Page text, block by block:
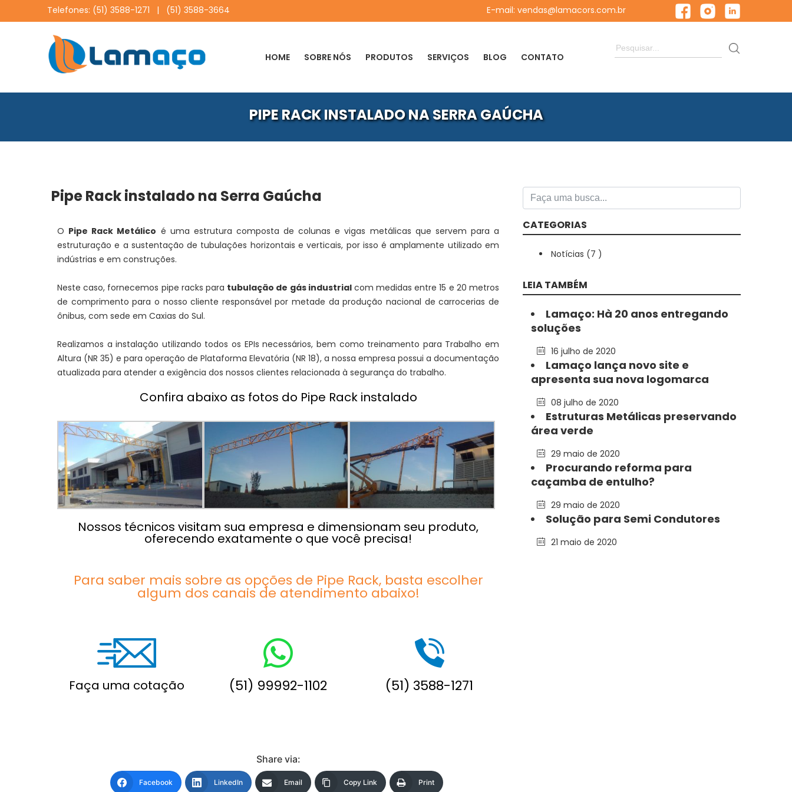
Telefones: (51) 3588-1271 | (51) 3588-3664 E-mail: vendas@lamacors.com.br
HOME SOBRE NÓS PRODUTOS SERVIÇOS BLOG CONTATO
PIPE RACK INSTALADO NA SERRA GAÚCHA
Pipe Rack instalado na Serra Gaúcha
O Pipe Rack Metálico é uma estrutura composta de colunas e vigas metálicas que servem para a
estruturação e a sustentação de tubulações horizontais e verticais, por isso é amplamente utilizado em
indústrias e em construções.
Neste caso, fornecemos pipe racks para tubulação de gás industrialcom medidas entre 15 e 20 metros
de comprimento para o nosso cliente responsável por metade da produção nacional de carrocerias de
ônibus, com sede em Caxias do Sul.
Realizamos a instalação utilizando todos os EPIs necessários, bem como treinamento para Trabalho em
Altura (NR 35) e para operação de Plataforma Elevatória (NR 18), a nossa empresa possui a documentação
atualizada para atender a exigência dos nossos clientes relacionada à segurança do trabalho.
Confira abaixo as fotos do Pipe Rack instalado
Nossos técnicos visitam sua empresa e dimensionam seu produto,
oferecendo exatamente o que você precisa!
Para saber mais sobre as opções de Pipe Rack, basta escolher
algum dos canais de atendimento abaixo!
Faça uma cotação (51) 99992-1102 (51) 3588-1271
Share via:
Facebook LinkedIn Email Copy Link Print
CATEGORIAS
Notícias (7 )
LEIA TAMBÉM
Lamaço: Hà 20 anos entregando
soluções
16 julho de 2020
Lamaço lança novo site e
apresenta sua nova logomarca
08 julho de 2020
Estruturas Metálicas preservando
área verde
29 maio de 2020
Procurando reforma para
caçamba de entulho?
29 maio de 2020
Solução para Semi Condutores
21 maio de 2020